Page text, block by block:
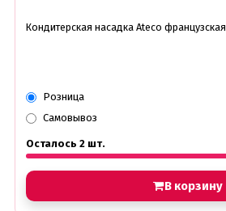
Кондитерская насадка Ateco
Розница
Самовывоз
Осталось 2 шт.
В корзину